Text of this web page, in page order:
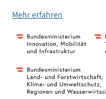
Mehr erfahren